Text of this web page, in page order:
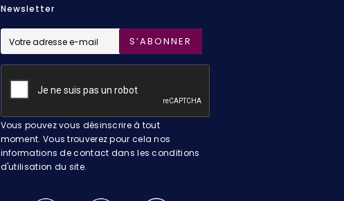
Newsletter
S’ABONNER
Vous pouvez vous désinscrire à tout
moment. Vous trouverez pour cela nos
informations de contact dans les conditions
d'utilisation du site.